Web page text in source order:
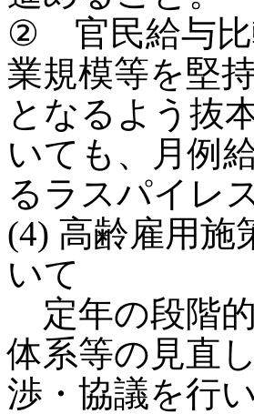
② 官民給与比
業規模等を堅
となるよう抜
いても、月例
るラスパイレ
(4) 高齢雇用施
いて
定年の段階
体系等の見直
渉・協議を行